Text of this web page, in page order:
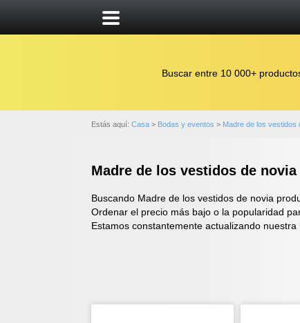
Buscar entre 10 000+
Estás aquí: Casa > Bodas y eventos > Madre de los vestidos
Madre de los vestidos de novia
Buscando Madre de los vestidos de novia
Ordenar el precio más bajo o la popularidad
Estamos constantemente actualizando